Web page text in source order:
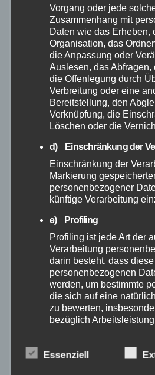
Juli 2025
Juni 2025
Mai 2025
April 2025
März 2025
Februar 2025
Januar 2025
Dezember 2024
November 2024
Oktober 2024
Vorgang oder jede
Zusammenhang mit
Daten wie das Erheben,
Organisation, das
die Anpassung oder
Auslesen, das Abfragen,
die Offenlegung durch
Verbreitung oder eine
Bereitstellung, den
Verknüpfung, die
Löschen oder die
d) Einschränkung der
Einschränkung der
Markierung
personenbezogener
künftige Verarbeitung
e) Profiling
Profiling ist jede Art der
Verarbeitung
darin besteht, dass diese
personenbezogenen
werden, um bestimmte
die sich auf eine
zu bewerten,
bezüglich
Lage, Gesundheit,
Aufenthaltsort oder
Essenziell